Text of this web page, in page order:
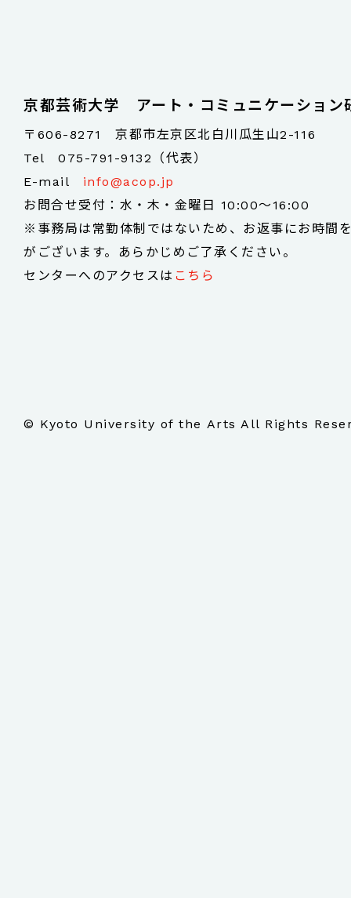
京都芸術大学 アート・コミュニケーション
〒606-8271 京都市左京区北白川瓜生山2-116
Tel075-791-9132（代表）
E-mail info@acop.jp
お問合せ受付：水・木・金曜日 10:00～16:00
※事務局は常勤体制ではないため、お返事にお時間
がございます。あらかじめご了承ください。
センターへのアクセスは こちら
© Kyoto University of the Arts All Rights